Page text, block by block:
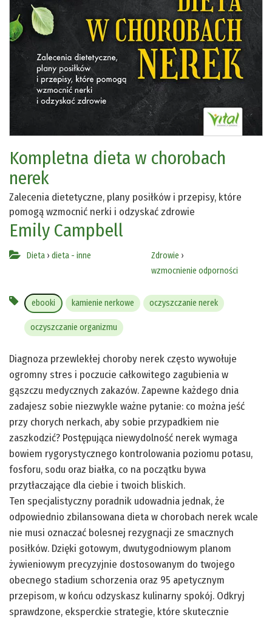
Kompletna dieta w chorobach
nerek
Zalecenia dietetyczne, plany posiłków i przepisy, które
pomogą wzmocnić nerki i odzyskać zdrowie
Emily Campbell
Dieta › dieta - inne Zdrowie ›
wzmocnienie odporności
ebooki kamienie nerkowe oczyszczanie nerek
oczyszczanie organizmu
Diagnoza przewlekłej choroby nerek często wywołuje
ogromny stres i poczucie całkowitego zagubienia w
gąszczu medycznych zakazów. Zapewne każdego dnia
zadajesz sobie niezwykle ważne pytanie: co można jeść
przy chorych nerkach, aby sobie przypadkiem nie
zaszkodzić? Postępująca niewydolność nerek wymaga
bowiem rygorystycznego kontrolowania poziomu potasu,
fosforu, sodu oraz białka, co na początku bywa
przytłaczające dla ciebie i twoich bliskich.
Ten specjalistyczny poradnik udowadnia jednak, że
odpowiednio zbilansowana dieta w chorobach nerek wcale
nie musi oznaczać bolesnej rezygnacji ze smacznych
posiłków. Dzięki gotowym, dwutygodniowym planom
żywieniowym precyzyjnie dostosowanym do twojego
obecnego stadium schorzenia oraz 95 apetycznym
przepisom, w końcu odzyskasz kulinarny spokój. Odkryj
sprawdzone, eksperckie strategie, które skutecznie